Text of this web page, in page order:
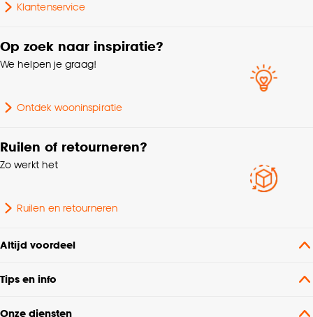
Klantenservice
Op zoek naar inspiratie?
We helpen je graag!
Ontdek wooninspiratie
Ruilen of retourneren?
Zo werkt het
Ruilen en retourneren
Altijd voordeel
Tips en info
Onze diensten